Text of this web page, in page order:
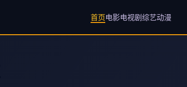
首页电影电视剧综艺动漫